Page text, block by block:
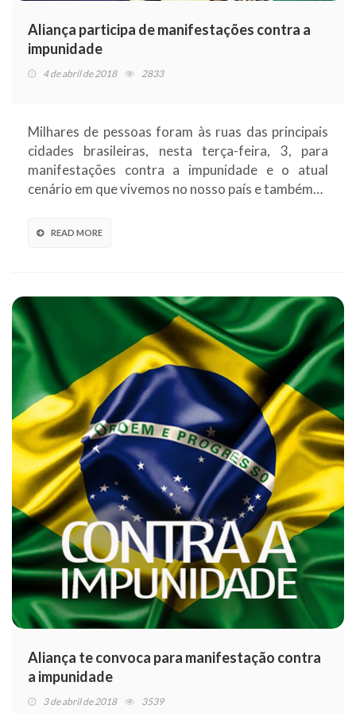
Aliança participa de manifestações contra a
impunidade
4 de abril de 2018 2833
Milhares de pessoas foram às ruas das principais
cidades brasileiras, nesta terça-feira, 3, para
manifestações contra a impunidade e o atual
cenário em que vivemos no nosso país e também…
READ MORE
Aliança te convoca para manifestação contra
a impunidade
3 de abril de 2018 3539